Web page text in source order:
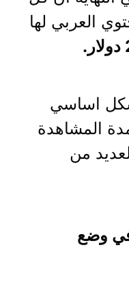
العربي لها
اساسي
المشاهدة
من
في وضع